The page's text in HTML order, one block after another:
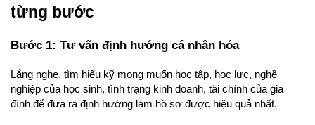
từng bước
Bước 1: Tư vấn định hướng cá nhân hóa
Lắng nghe, tìm hiểu kỹ mong muốn học tập, học lực, nghề
nghiệp của học sinh, tình trạng kinh doanh, tài chính của gia
đình để đưa ra định hướng làm hồ sơ được hiệu quả nhất.